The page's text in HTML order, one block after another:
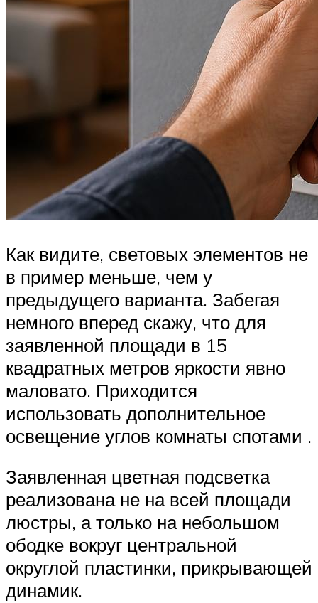
Как видите, световых элементов не
в пример меньше, чем у
предыдущего варианта. Забегая
немного вперед скажу, что для
заявленной площади в 15
квадратных метров яркости явно
маловато. Приходится
использовать дополнительное
освещение углов комнаты спотами .
Заявленная цветная подсветка
реализована не на всей площади
люстры, а только на небольшом
ободке вокруг центральной
округлой пластинки, прикрывающей
динамик.